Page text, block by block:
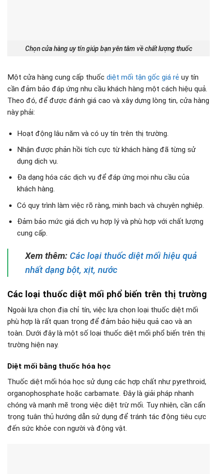
Chọn cửa hàng uy tín giúp bạn yên tâm về chất lượng thuốc
Một cửa hàng cung cấp thuốc diệt mối tận gốc giá rẻ uy tín
cần đảm bảo đáp ứng nhu cầu khách hàng một cách hiệu quả.
Theo đó, để được đánh giá cao và xây dựng lòng tin, cửa hàng
này phải:
Hoạt động lâu năm và có uy tín trên thị trường.
Nhận được phản hồi tích cực từ khách hàng đã từng sử
dụng dịch vụ.
Đa dạng hóa các dịch vụ để đáp ứng mọi nhu cầu của
khách hàng.
Có quy trình làm việc rõ ràng, minh bạch và chuyên nghiệp.
Đảm bảo mức giá dịch vụ hợp lý và phù hợp với chất lượng
cung cấp.
Xem thêm: Các loại thuốc diệt mối hiệu quả
nhất dạng bột, xịt, nước
Các loại thuốc diệt mối phổ biến trên thị trường
Ngoài lựa chọn địa chỉ tín, việc lựa chọn loại thuốc diệt mối
phù hợp là rất quan trọng để đảm bảo hiệu quả cao và an
toàn. Dưới đây là một số loại thuốc diệt mối phổ biến trên thị
trường hiện nay.
Diệt mối bằng thuốc hóa học
Thuốc diệt mối hóa học sử dụng các hợp chất như pyrethroid,
organophosphate hoặc carbamate. Đây là giải pháp nhanh
chóng và mạnh mẽ trong việc diệt trừ mối. Tuy nhiên, cần cẩn
trọng tuân thủ hướng dẫn sử dụng để tránh tác động tiêu cực
đến sức khỏe con người và động vật.